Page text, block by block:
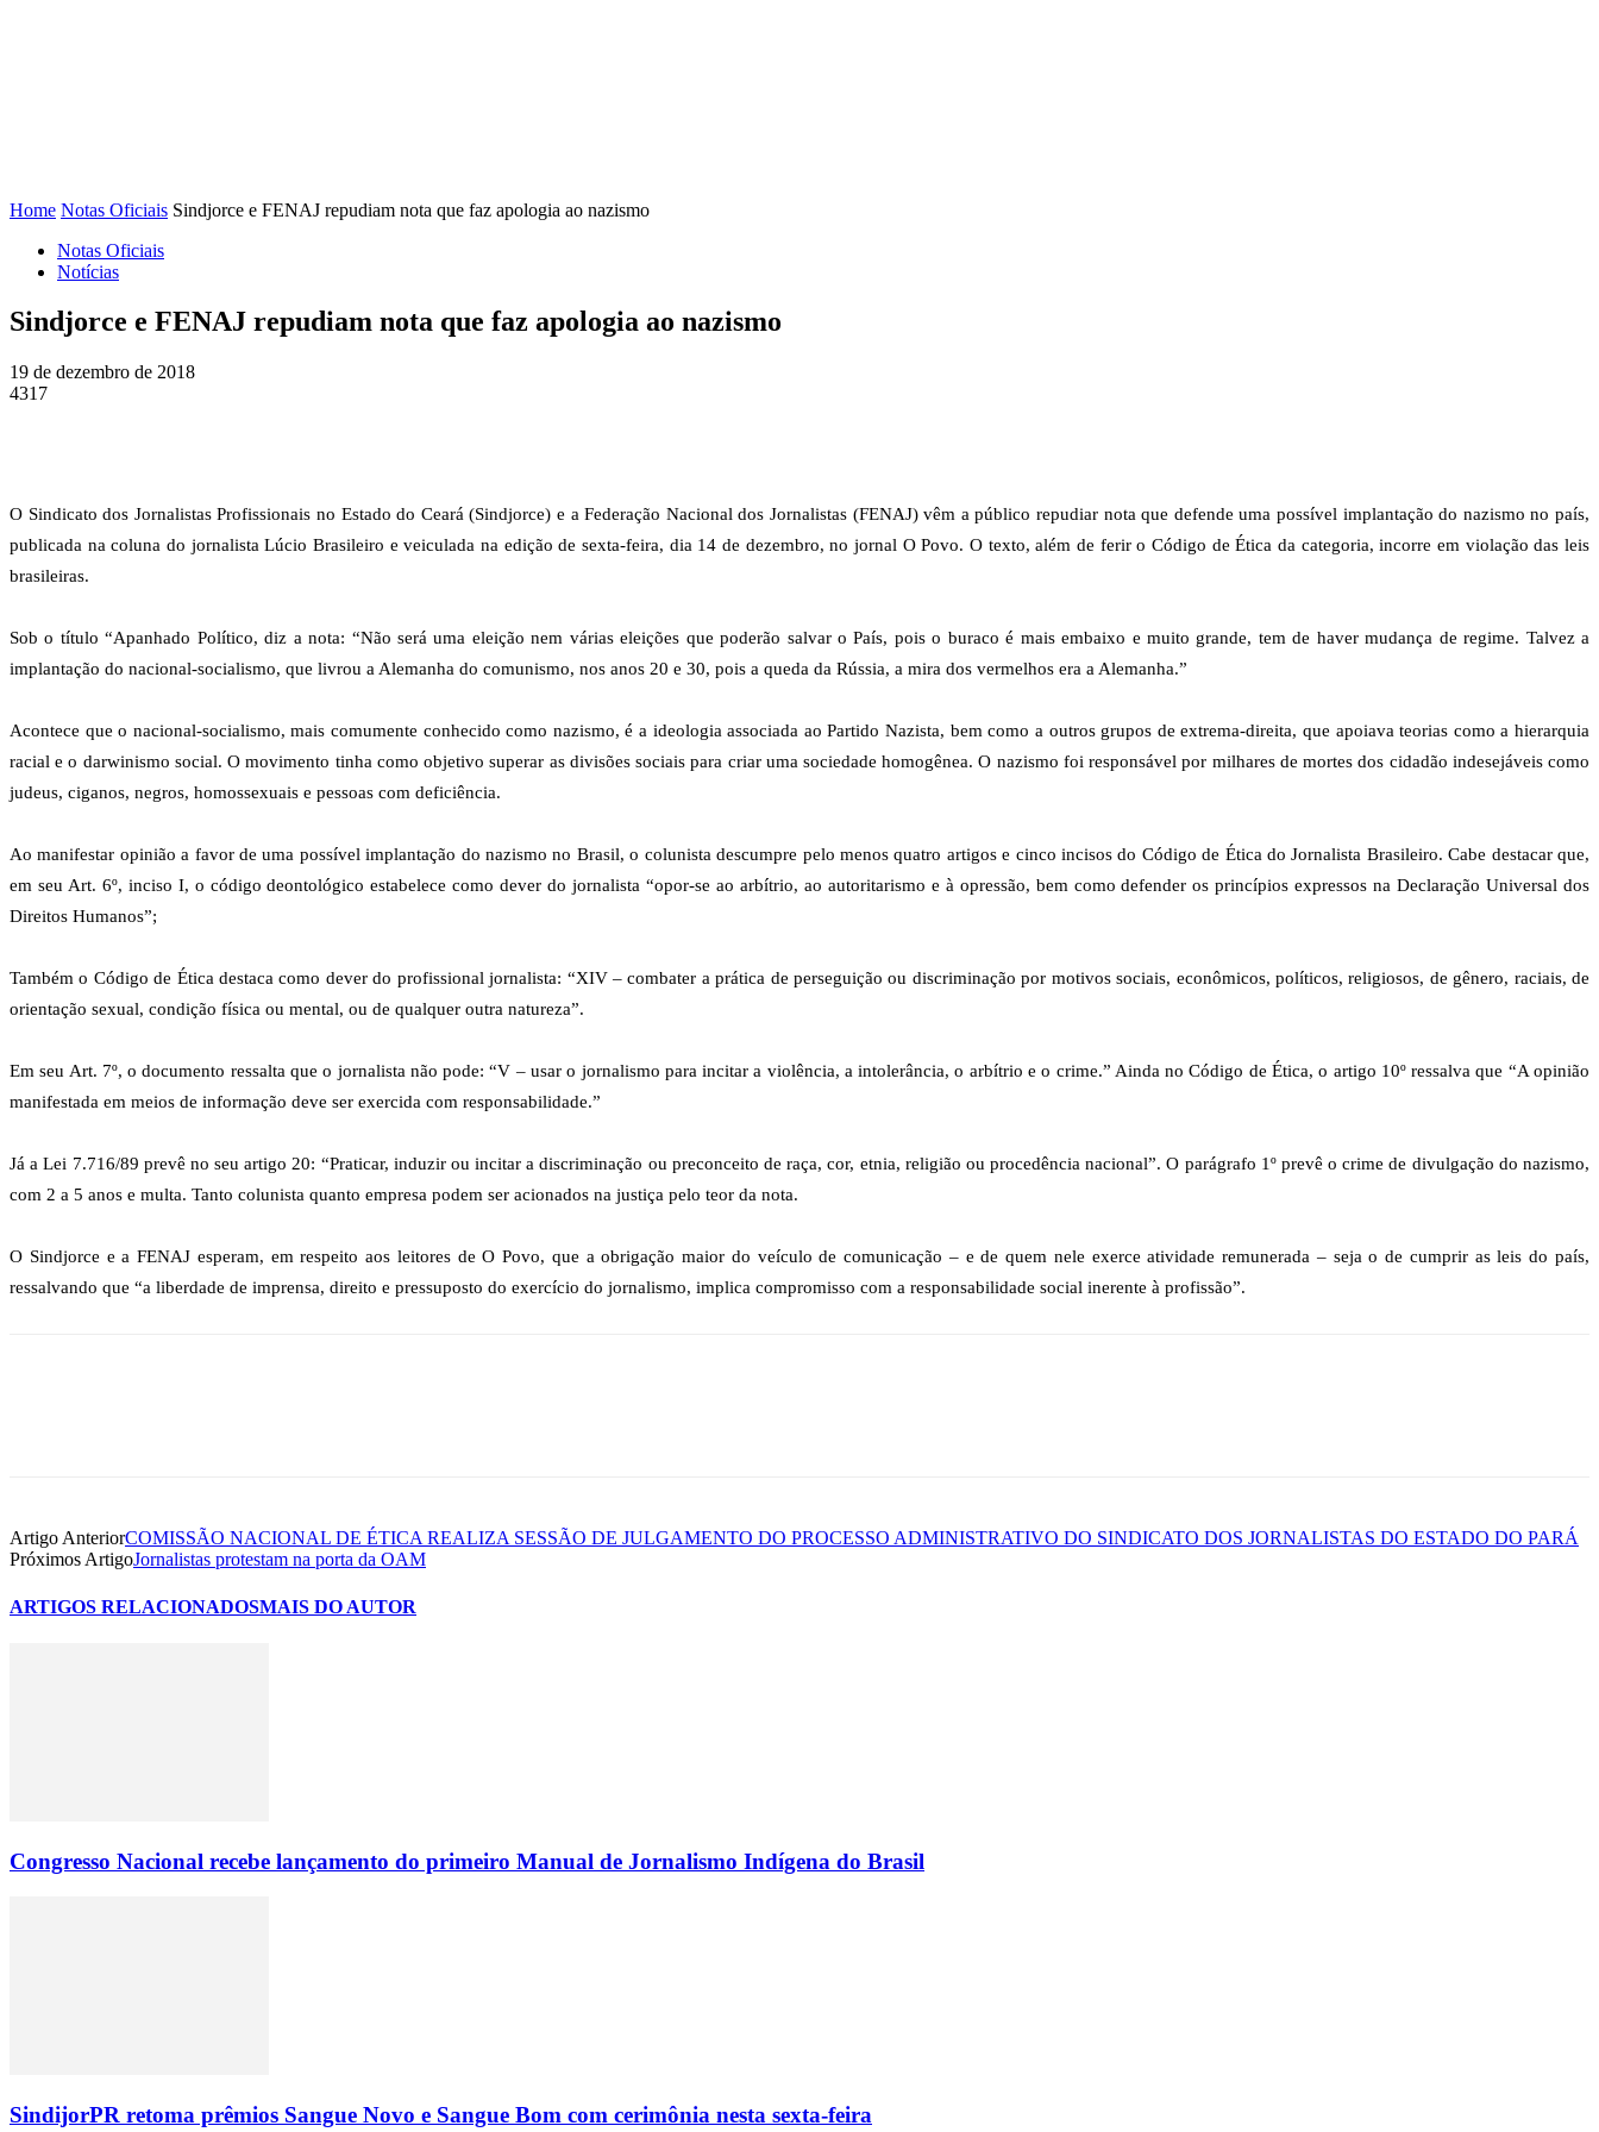
Home Notas Oficiais Sindjorce e FENAJ repudiam nota que faz apologia ao nazismo
Notas Oficiais
Notícias
Sindjorce e FENAJ repudiam nota que faz apologia ao nazismo
19 de dezembro de 2018
4317
O Sindicato dos Jornalistas Profissionais no Estado do Ceará (Sindjorce) e a Federação Nacional dos Jornalistas (FENAJ) vêm a público repudiar nota que defende uma possível implantação do nazismo no país,
publicada na coluna do jornalista Lúcio Brasileiro e veiculada na edição de sexta-feira, dia 14 de dezembro, no jornal O Povo. O texto, além de ferir o Código de Ética da categoria, incorre em violação das leis
brasileiras.
Sob o título “Apanhado Político, diz a nota: “Não será uma eleição nem várias eleições que poderão salvar o País, pois o buraco é mais embaixo e muito grande, tem de haver mudança de regime. Talvez a
implantação do nacional-socialismo, que livrou a Alemanha do comunismo, nos anos 20 e 30, pois a queda da Rússia, a mira dos vermelhos era a Alemanha.”
Acontece que o nacional-socialismo, mais comumente conhecido como nazismo, é a ideologia associada ao Partido Nazista, bem como a outros grupos de extrema-direita, que apoiava teorias como a hierarquia
racial e o darwinismo social. O movimento tinha como objetivo superar as divisões sociais para criar uma sociedade homogênea. O nazismo foi responsável por milhares de mortes dos cidadão indesejáveis como
judeus, ciganos, negros, homossexuais e pessoas com deficiência.
Ao manifestar opinião a favor de uma possível implantação do nazismo no Brasil, o colunista descumpre pelo menos quatro artigos e cinco incisos do Código de Ética do Jornalista Brasileiro. Cabe destacar que,
em seu Art. 6º, inciso I, o código deontológico estabelece como dever do jornalista “opor-se ao arbítrio, ao autoritarismo e à opressão, bem como defender os princípios expressos na Declaração Universal dos
Direitos Humanos”;
Também o Código de Ética destaca como dever do profissional jornalista: “XIV – combater a prática de perseguição ou discriminação por motivos sociais, econômicos, políticos, religiosos, de gênero, raciais, de
orientação sexual, condição física ou mental, ou de qualquer outra natureza”.
Em seu Art. 7º, o documento ressalta que o jornalista não pode: “V – usar o jornalismo para incitar a violência, a intolerância, o arbítrio e o crime.” Ainda no Código de Ética, o artigo 10º ressalva que “A opinião
manifestada em meios de informação deve ser exercida com responsabilidade.”
Já a Lei 7.716/89 prevê no seu artigo 20: “Praticar, induzir ou incitar a discriminação ou preconceito de raça, cor, etnia, religião ou procedência nacional”. O parágrafo 1º prevê o crime de divulgação do nazismo,
com 2 a 5 anos e multa. Tanto colunista quanto empresa podem ser acionados na justiça pelo teor da nota.
O Sindjorce e a FENAJ esperam, em respeito aos leitores de O Povo, que a obrigação maior do veículo de comunicação – e de quem nele exerce atividade remunerada – seja o de cumprir as leis do país,
ressalvando que “a liberdade de imprensa, direito e pressuposto do exercício do jornalismo, implica compromisso com a responsabilidade social inerente à profissão”.
Artigo AnteriorCOMISSÃO NACIONAL DE ÉTICA REALIZA SESSÃO DE JULGAMENTO DO PROCESSO ADMINISTRATIVO DO SINDICATO DOS JORNALISTAS DO ESTADO DO PARÁ
Próximos ArtigoJornalistas protestam na porta da OAM
ARTIGOS RELACIONADOSMAIS DO AUTOR
Congresso Nacional recebe lançamento do primeiro Manual de Jornalismo Indígena do Brasil
SindijorPR retoma prêmios Sangue Novo e Sangue Bom com cerimônia nesta sexta-feira